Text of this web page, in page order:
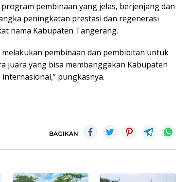
pembinaan yang jelas, berjenjang dan
peningkatan prestasi dan regenerasi
nama Kabupaten Tangerang.
pembinaan dan pembibitan untuk
juara yang bisa membanggakan Kabupaten
pungkasnya.
BAGIKAN